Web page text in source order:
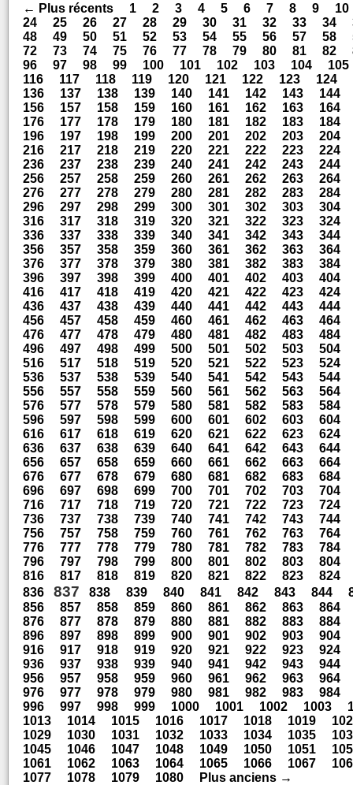
← Plus récents 1 2 3 4 5 6 7 8 9
10
24
25 26 27 28 29 30 31 32 33 34
48
49 50 51 52 53 54 55 56 57 58
72
73 74 75 76 77 78 79 80 81 82
96
97 98 99 100 101 102 103 104
105
116
117 118 119 120 121 122 123 124
136
137 138 139 140 141 142 143
144
156
157 158 159 160 161 162 163
164
176
177 178 179 180 181 182 183
184
196
197 198 199 200 201 202 203
204
216
217 218 219 220 221 222 223
224
236
237 238 239 240 241 242 243
244
256
257 258 259 260 261 262 263
264
276
277 278 279 280 281 282 283
284
296
297 298 299 300 301 302 303
304
316
317 318 319 320 321 322 323
324
336
337 338 339 340 341 342 343
344
356
357 358 359 360 361 362 363
364
376
377 378 379 380 381 382 383
384
396
397 398 399 400 401 402 403
404
416
417 418 419 420 421 422 423
424
436
437 438 439 440 441 442 443
444
456
457 458 459 460 461 462 463
464
476
477 478 479 480 481 482 483
484
496
497 498 499 500 501 502 503
504
516
517 518 519 520 521 522 523
524
536
537 538 539 540 541 542 543
544
556
557 558 559 560 561 562 563
564
576
577 578 579 580 581 582 583
584
596
597 598 599 600 601 602 603
604
616
617 618 619 620 621 622 623
624
636
637 638 639 640 641 642 643
644
656
657 658 659 660 661 662 663
664
676
677 678 679 680 681 682 683
684
696
697 698 699 700 701 702 703
704
716
717 718 719 720 721 722 723
724
736
737 738 739 740 741 742 743
744
756
757 758 759 760 761 762 763
764
776
777 778 779 780 781 782 783
784
796
797 798 799 800 801 802 803
804
816
817 818 819 820 821 822 823
824
836
837 838 839 840 841 842 843 844
856
857 858 859 860 861 862 863
864
876
877 878 879 880 881 882 883
884
896
897 898 899 900 901 902 903
904
916
917 918 919 920 921 922 923
924
936
937 938 939 940 941 942 943
944
956
957 958 959 960 961 962 963
964
976
977 978 979 980 981 982 983
984
996
997 998 999 1000 1001 1002 1003
1013
1014 1015 1016 1017 1018 1019
1029
1030 1031 1032 1033 1034 1035
1045
1046 1047 1048 1049 1050 1051
1061
1062 1063 1064 1065 1066 1067
1077
1078 1079 1080 Plus anciens →